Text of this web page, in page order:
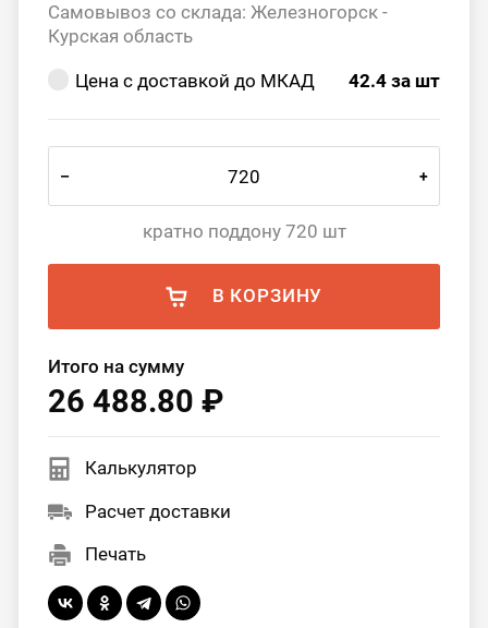
Самовывоз со склада: Железногорск -
Курская область
Цена с доставкой до МКАД 42.4 за шт
– +
кратно поддону 720 шт
В КОРЗИНУ
Итого на сумму
26 488.80 ₽
Калькулятор
Расчет доставки
Печать